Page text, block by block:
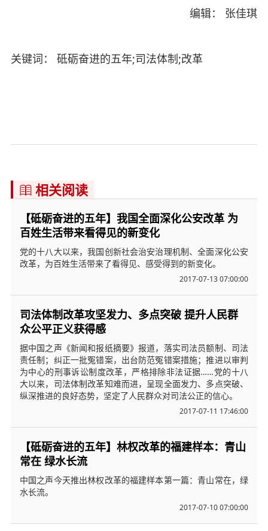
编辑： 张佳琪
关键词： 砥砺奋进的五年;司法体制;改革
 相关阅读
【砥砺奋进的五年】我国全面深化公安改革 为
百姓生活带来看得见的新变化
党的十八大以来，我国创新社会治安治理机制、全面深化公安
改革，为百姓生活带来了看得见、感受得到的新变化。
2017-07-13 07:00:00
司法体制改革攻坚发力、多点突破 提升人民群
众公平正义获得感
据中国之声《新闻和报纸摘要》报道，落实司法员额制、司法
责任制；纠正一批冤错案，出台防范冤错案措施；推进以审判
为中心的刑事诉讼制度改革，严格排除非法证据……党的十八
大以来，司法体制改革知难而进，呈现全面发力、多点突破、
纵深推进的良好态势，坚定了人民群众对司法公正的信心。
2017-07-11 17:46:00
【砥砺奋进的五年】林权改革的福建样本：青山
常在 绿水长流
中国之声今天推出林权改革的福建样本第一篇：青山常在，绿
水长流。
2017-07-10 07:00:00